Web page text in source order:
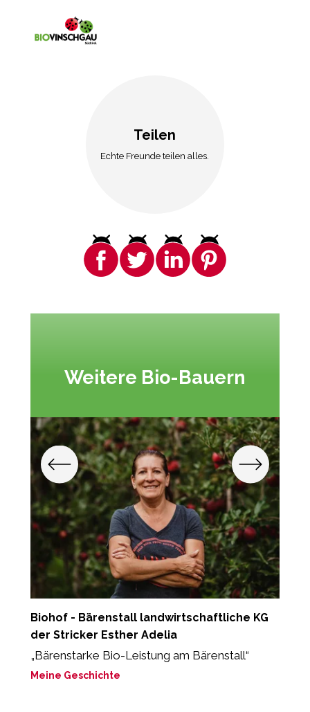
Teilen
Echte Freunde teilen alles.
Weitere Bio-Bauern
Biohof - Bärenstall landwirtschaftliche KG
der Stricker Esther Adelia
„Bärenstarke Bio-Leistung am Bärenstall“
Meine Geschichte